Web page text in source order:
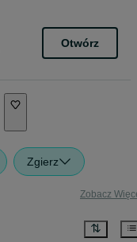
Otwórz
Zgierz
Zobacz